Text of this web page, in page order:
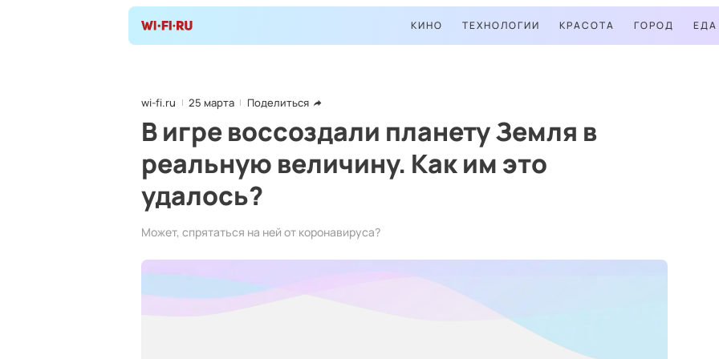
КИНО ТЕХНОЛОГИИ КРАСОТА ГОРОД ЕДА
wi-fi.ru 25 марта Поделиться
В игре воссоздали планету Земля в
реальную величину. Как им это
удалось?
Может, спрятаться на ней от коронавируса?